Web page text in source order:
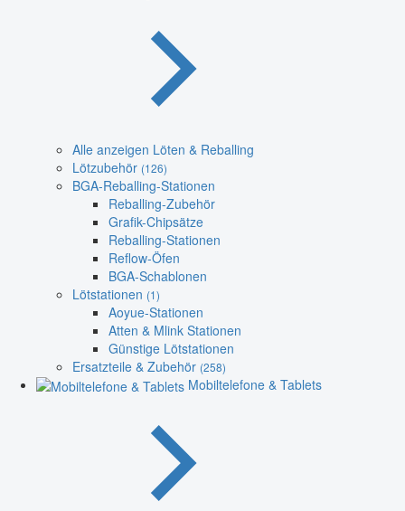
Alle anzeigen Löten & Reballing
Lötzubehör (126)
BGA-Reballing-Stationen
Reballing-Zubehör
Grafik-Chipsätze
Reballing-Stationen
Reflow-Öfen
BGA-Schablonen
Lötstationen (1)
Aoyue-Stationen
Atten & Mlink Stationen
Günstige Lötstationen
Ersatzteile & Zubehör (258)
Mobiltelefone & Tablets